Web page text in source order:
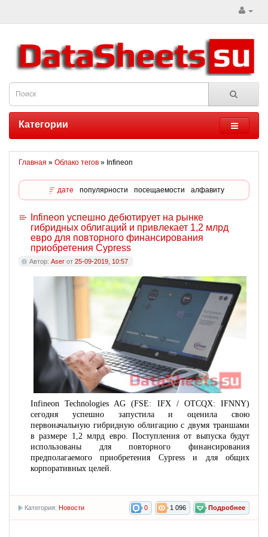
Категории
Главная » Облако тегов » Infineon
дате популярности посещаемости алфавиту
Infineon успешно дебютирует на рынке
гибридных облигаций и привлекает 1,2 млрд
евро для повторного финансирования
приобретения Cypress
Автор: Aser от 25-09-2019, 10:57
Infineon Technologies AG (FSE: IFX / OTCQX: IFNNY)
сегодня успешно запустила и оценила свою
первоначальную гибридную облигацию с двумя траншами
в размере 1,2 млрд евро. Поступления от выпуска будут
использованы для повторного финансирования
предполагаемого приобретения Cypress и для общих
корпоративных целей.
Подробнее
1 096
0
Категория: Новости